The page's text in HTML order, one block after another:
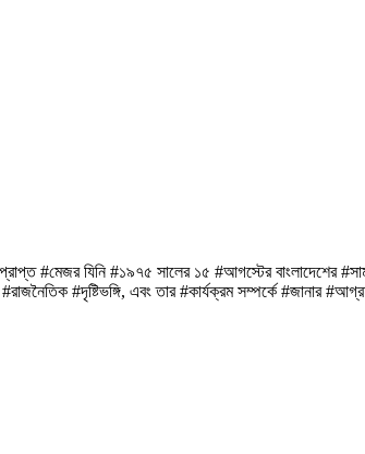
#মেজর যিনি #১৯৭৫ সালের ১৫ #আগস্টের বাংলাদেশের
#দৃষ্টিভঙ্গি, এবং তার #কার্যক্রম সম্পর্কে #জানার